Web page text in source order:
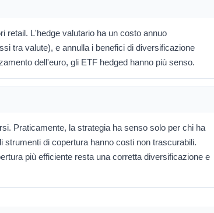
retail. L'hedge valutario ha un costo annuo
tra valute), e annulla i benefici di diversificazione
dell'euro, gli ETF hedged hanno più senso.
Praticamente, la strategia ha senso solo per chi ha
di copertura hanno costi non trascurabili.
più efficiente resta una corretta diversificazione e